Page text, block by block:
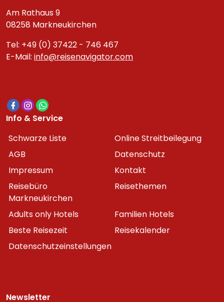
Am Rathaus 9
08258 Markneukirchen
Tel: +49 (0) 37422 - 746 467
E-Mail: info@reisenavigator.com
Info & Service
Schwarze Liste
Online Streitbeilegung
AGB
Datenschutz
Impressum
Kontakt
Reisebüro
Markneukirchen
Reisethemen
Adults only Hotels
Familien Hotels
Beste Reisezeit
Reisekalender
Datenschutzeinstellungen
Newsletter